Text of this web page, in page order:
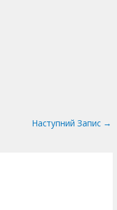
Наступний Запис →